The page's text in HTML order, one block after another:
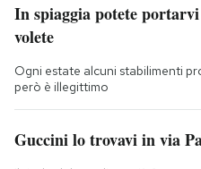
In spiaggia potete
volete
Ogni estate alcuni stabilimenti
però è illegittimo
Guccini lo trovavi in via